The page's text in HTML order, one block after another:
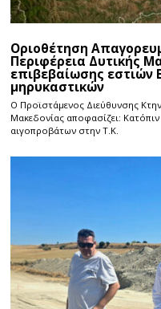
Οριοθέτηση
Περιφέρεια Δυτικής
επιβεβαίωσης εστιών
μηρυκαστικών
Ο Προϊστάμενος Διεύθυνσης
Μακεδονίας αποφασίζει:
αιγοπροβάτων στην Τ.Κ.